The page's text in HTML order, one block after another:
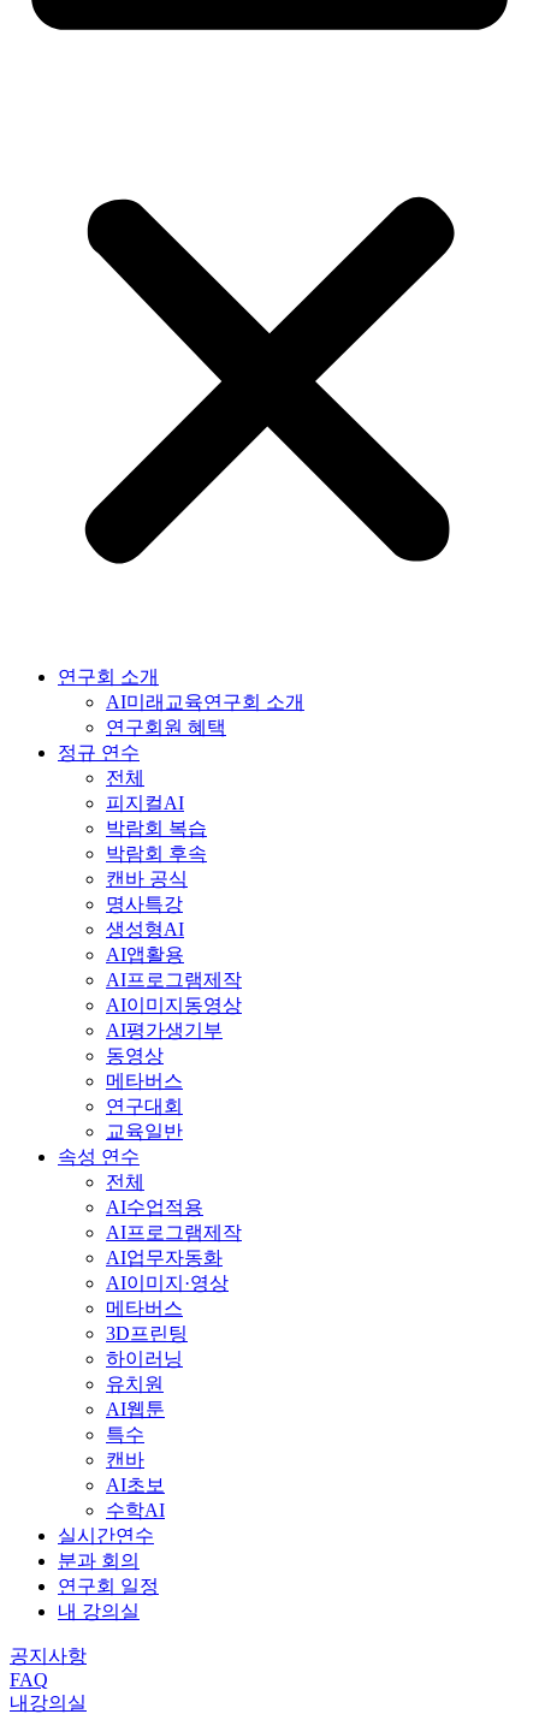
연구회 소개
AI미래교육연구회 소개
연구회원 혜택
정규 연수
전체
피지컬AI
박람회 복습
박람회 후속
캔바 공식
명사특강
생성형AI
AI앱활용
AI프로그램제작
AI이미지동영상
AI평가생기부
동영상
메타버스
연구대회
교육일반
속성 연수
전체
AI수업적용
AI프로그램제작
AI업무자동화
AI이미지·영상
메타버스
3D프린팅
하이러닝
유치원
AI웹툰
특수
캔바
AI초보
수학AI
실시간연수
분과 회의
연구회 일정
내 강의실
공지사항
FAQ
내강의실